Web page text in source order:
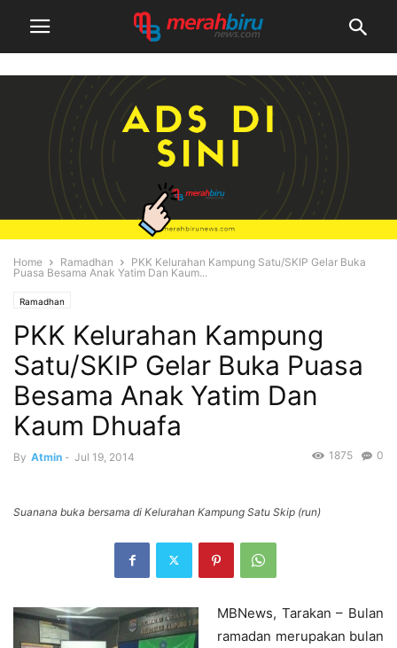
Home Ramadhan
PKK Kelurahan Kampung Satu/SKIP Gelar Buka
Puasa Besama Anak Yatim Dan Kaum...
Ramadhan
PKK Kelurahan Kampung
Satu/SKIP Gelar Buka Puasa
Besama Anak Yatim Dan
Kaum Dhuafa
By Atmin - Jul 19, 2014 0
1875
Suanana buka bersama di Kelurahan Kampung Satu Skip (run)
MBNews, Tarakan – Bulan
ramadan merupakan bulan